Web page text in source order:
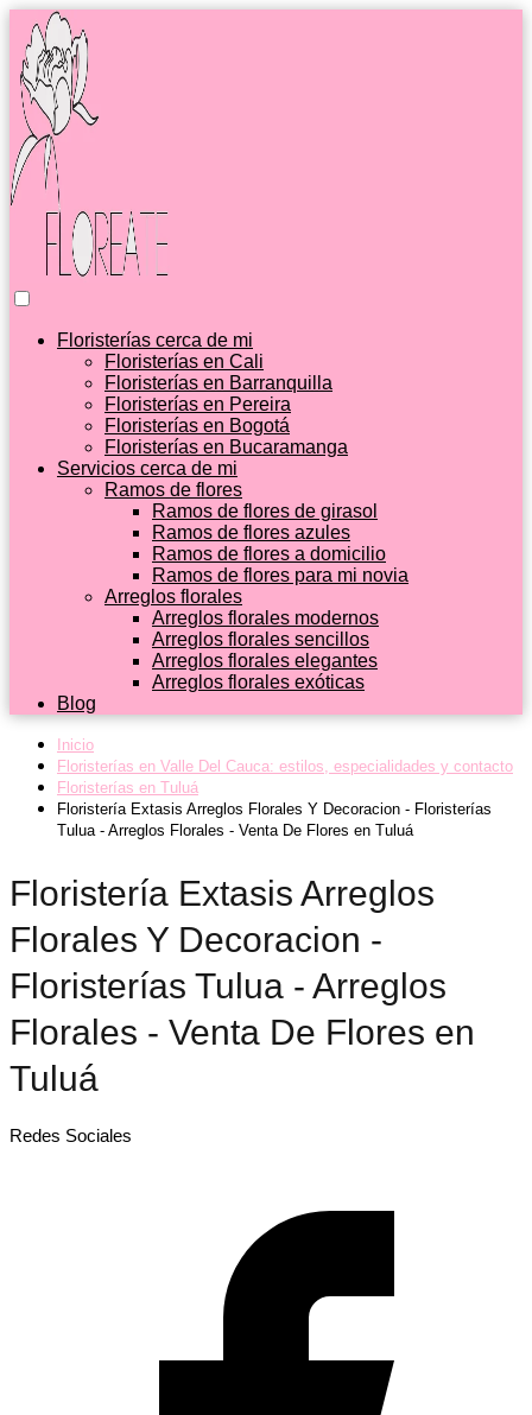
Floristerías cerca de mi
Floristerías en Cali
Floristerías en Barranquilla
Floristerías en Pereira
Floristerías en Bogotá
Floristerías en Bucaramanga
Servicios cerca de mi
Ramos de flores
Ramos de flores de girasol
Ramos de flores azules
Ramos de flores a domicilio
Ramos de flores para mi novia
Arreglos florales
Arreglos florales modernos
Arreglos florales sencillos
Arreglos florales elegantes
Arreglos florales exóticas
Blog
Inicio
Floristerías en Valle Del Cauca: estilos, especialidades y contacto
Floristerías en Tuluá
Floristería Extasis Arreglos Florales Y Decoracion - Floristerías
Tulua - Arreglos Florales - Venta De Flores en Tuluá
Floristería Extasis Arreglos
Florales Y Decoracion -
Floristerías Tulua - Arreglos
Florales - Venta De Flores en
Tuluá
Redes Sociales